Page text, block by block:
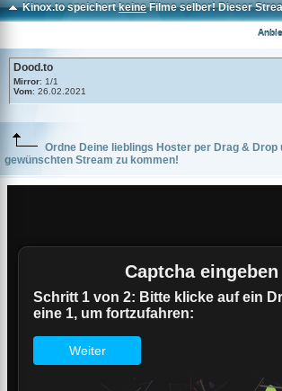
Kinox.to speichertkeineFilme selber! Dieser
Dood.to
Mirror: 1/1
Vom: 26.02.2021
Ordne Deine lieblings Hoster per Drag & Drop
gewünschten Stream zu kommen!